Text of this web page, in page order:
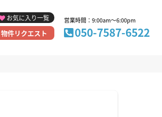
お気に入り一覧
物件リクエスト
営業時間：9:00am～6:00pm
050-7587-6522